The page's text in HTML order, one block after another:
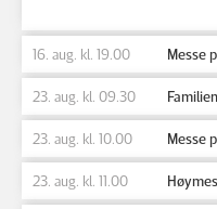
16. aug. kl. 19.00 Messe
23. aug. kl. 09.30
23. aug. kl. 10.00 Messe
23. aug. kl. 11.00